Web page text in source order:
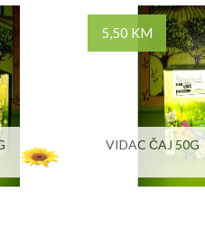
5,50 KM
VIDAC ČAJ 50G